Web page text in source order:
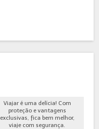
Viajar é uma delícia! Com
proteção e vantagens
exclusivas, fica bem melhor,
viaje com segurança.